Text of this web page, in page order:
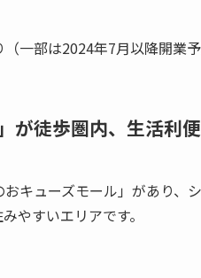
一部は2024年7月以降開業
が徒歩圏内、生活利
キューズモール」があり、
やすいエリアです。